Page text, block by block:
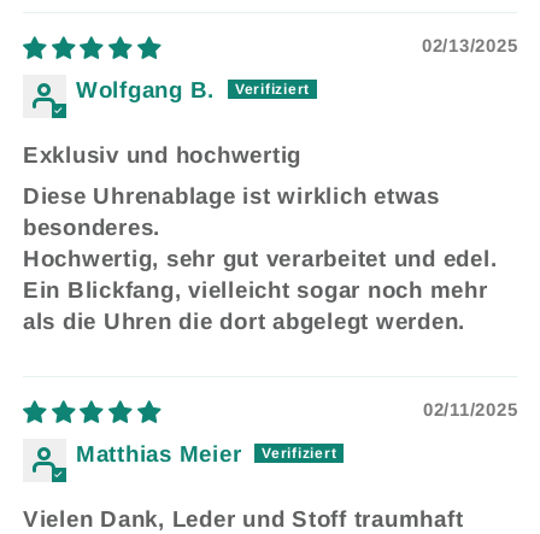
02/13/2025
Wolfgang B.
Exklusiv und hochwertig
Diese Uhrenablage ist wirklich etwas
besonderes.
Hochwertig, sehr gut verarbeitet und edel.
Ein Blickfang, vielleicht sogar noch mehr
als die Uhren die dort abgelegt werden.
02/11/2025
Matthias Meier
Vielen Dank, Leder und Stoff traumhaft